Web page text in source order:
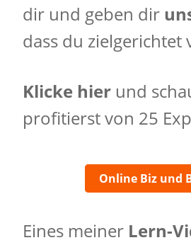
dir und geben dir
dass du
Klicke hier und
profitierst von 25
Online Biz und
Eines meiner Lern-